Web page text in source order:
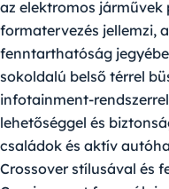
az elektromos
formatervezés jellemzi,
fenntarthatóság
sokoldalú belső térrel
infotainment-
lehetőséggel és
családok és aktív
Crossover stílusával és